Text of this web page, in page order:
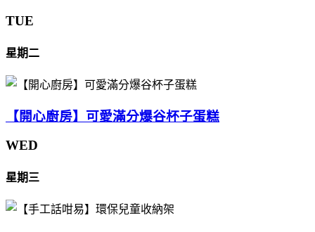
TUE
星期二
【開心廚房】可愛滿分爆谷杯子蛋糕
WED
星期三